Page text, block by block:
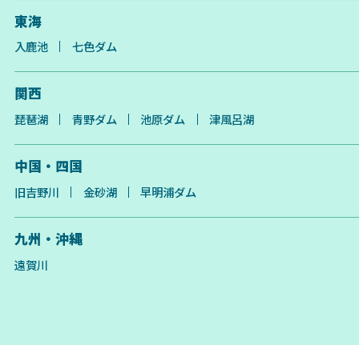
東海
入鹿池 七色ダム
関西
琵琶湖 青野ダム 池原ダム 津風呂湖
中国・四国
旧吉野川 金砂湖 早明浦ダム
九州・沖縄
遠賀川